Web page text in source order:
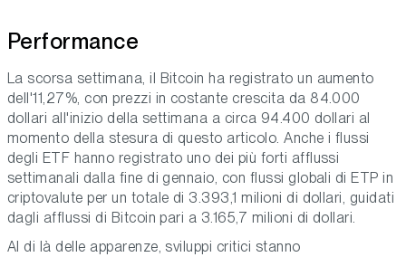
Performance
La scorsa settimana, il Bitcoin ha registrato un aumento
dell'11,27%, con prezzi in costante crescita da 84.000
dollari all'inizio della settimana a circa 94.400 dollari al
momento della stesura di questo articolo. Anche i flussi
degli ETF hanno registrato uno dei più forti afflussi
settimanali dalla fine di gennaio, con flussi globali di ETP in
criptovalute per un totale di 3.393,1 milioni di dollari, guidati
dagli afflussi di Bitcoin pari a 3.165,7 milioni di dollari.
Al di là delle apparenze, sviluppi critici stanno